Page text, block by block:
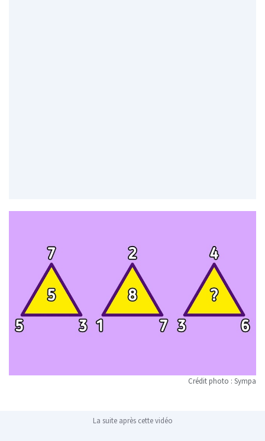
Crédit photo : Sympa
La suite après cette vidéo